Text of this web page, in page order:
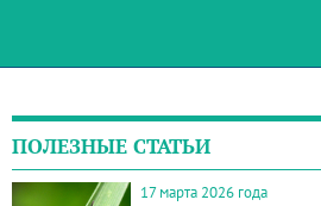
ПОЛЕЗНЫЕ СТАТЬИ
17 марта 2026 года